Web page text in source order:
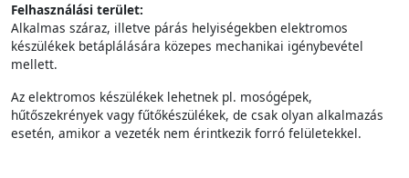
Felhasználási terület:
Alkalmas száraz, illetve párás helyiségekben elektromos
készülékek betáplálására közepes mechanikai igénybevétel
mellett.
Az elektromos készülékek lehetnek pl. mosógépek,
hűtőszekrények vagy fűtőkészülékek, de csak olyan alkalmazás
esetén, amikor a vezeték nem érintkezik forró felületekkel.